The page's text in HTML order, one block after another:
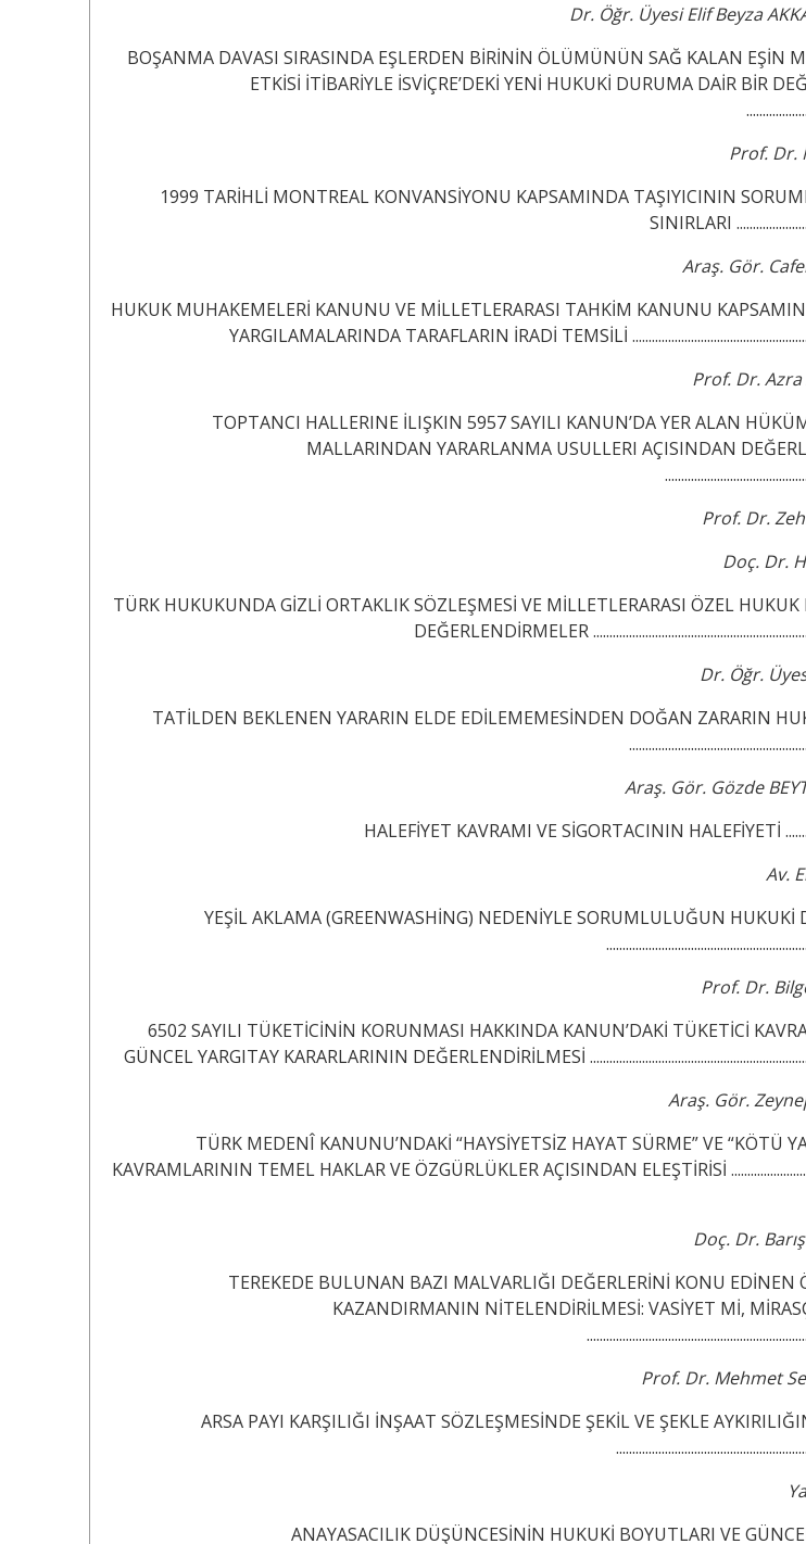
Dr. Öğr. Üyesi Elif Beyza
BOŞANMA DAVASI SIRASINDA EŞLERDEN BİRİNİN ÖLÜMÜNÜN SAĞ KALAN EŞİN
ETKİSİ İTİBARİYLE İSVİÇRE’DEKİ YENİ HUKUKİ DURUMA DAİR BİR
Prof. Dr.
1999 TARİHLİ MONTREAL KONVANSİYONU KAPSAMINDA TAŞIYICININ
SINIRLARI
Araş. Gör.
HUKUK MUHAKEMELERİ KANUNU VE MİLLETLERARASI TAHKİM KANUNU
YARGILAMALARINDA TARAFLARIN İRADİ TEMSİLİ
Prof. Dr. Azra
TOPTANCI HALLERINE İLIŞKIN 5957 SAYILI KANUN’DA YER ALAN
MALLARINDAN YARARLANMA USULLERI AÇISINDAN
Prof. Dr.
Doç. Dr.
TÜRK HUKUKUNDA GİZLİ ORTAKLIK SÖZLEŞMESİ VE MİLLETLERARASI ÖZEL
DEĞERLENDİRMELER
Dr. Öğr.
TATİLDEN BEKLENEN YARARIN ELDE EDİLEMEMESİNDEN DOĞAN ZARARIN
Araş. Gör. Gözde
HALEFİYET KAVRAMI VE SİGORTACININ HALEFİYETİ
Av.
YEŞİL AKLAMA (GREENWASHİNG) NEDENİYLE SORUMLULUĞUN HUKUKİ
Prof. Dr.
6502 SAYILI TÜKETİCİNİN KORUNMASI HAKKINDA KANUN’DAKİ TÜKETİCİ
GÜNCEL YARGITAY KARARLARININ DEĞERLENDİRİLMESİ
Araş. Gör.
TÜRK MEDENÎ KANUNU’NDAKİ “HAYSİYETSİZ HAYAT SÜRME” VE “KÖTÜ
KAVRAMLARININ TEMEL HAKLAR VE ÖZGÜRLÜKLER AÇISINDAN ELEŞTİRİSİ
Doç. Dr.
TEREKEDE BULUNAN BAZI MALVARLIĞI DEĞERLERİNİ KONU EDİNEN
KAZANDIRMANIN NİTELENDİRİLMESİ: VASİYET Mİ,
Prof. Dr. Mehmet
ARSA PAYI KARŞILIĞI İNŞAAT SÖZLEŞMESİNDE ŞEKİL VE ŞEKLE
ANAYASACILIK DÜŞÜNCESİNİN HUKUKİ BOYUTLARI VE